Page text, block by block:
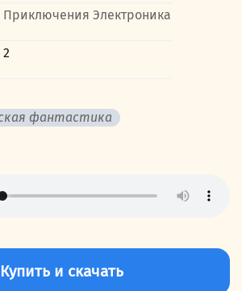
Приключения Электроника
2
фантастика
Купить и скачать